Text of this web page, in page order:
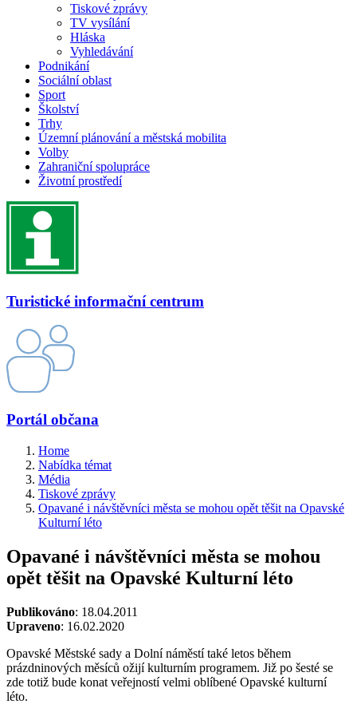
Tiskové zprávy
TV vysílání
Hláska
Vyhledávání
Podnikání
Sociální oblast
Sport
Školství
Trhy
Územní plánování a městská mobilita
Volby
Zahraniční spolupráce
Životní prostředí
Turistické informační centrum
Portál občana
Home
Nabídka témat
Média
Tiskové zprávy
Opavané i návštěvníci města se mohou opět těšit na Opavské
Kulturní léto
Opavané i návštěvníci města se mohou
opět těšit na Opavské Kulturní léto
Publikováno: 18.04.2011
Upraveno: 16.02.2020
Opavské Městské sady a Dolní náměstí také letos během
prázdninových měsíců ožijí kulturním programem. Již po šesté se
zde totiž bude konat veřejností velmi oblíbené Opavské kulturní
léto.